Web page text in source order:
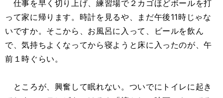
仕事を早く切り上げ、練習場で２カゴほどボールを打
って家に帰ります。時計を見るや、まだ午後11時じゃな
いですか。そこから、お風呂に入って、ビールを飲ん
で、気持ちよくなってから寝ようと床に入ったのが、午
前１時ぐらい。
ところが、興奮して眠れない。ついでにトイレに起き